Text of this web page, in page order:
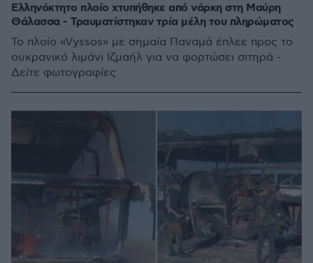
Ελληνόκτητο πλοίο χτυπήθηκε από νάρκη στη Μαύρη
Θάλασσα - Τραυματίστηκαν τρία μέλη του πληρώματος
Το πλοίο «Vyssos» με σημαία Παναμά έπλεε προς το
ουκρανικό λιμάνι Ιζμαήλ για να φορτώσει σιτηρά -
Δείτε φωτογραφίες